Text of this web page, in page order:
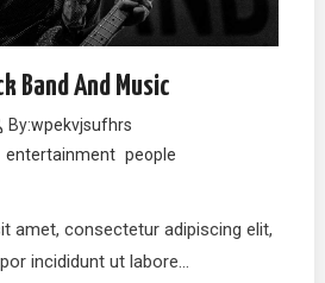
Band And Music
By:wpekvjsufhrs
entertainment people
amet, consectetur adipiscing elit,
incididunt ut labore…